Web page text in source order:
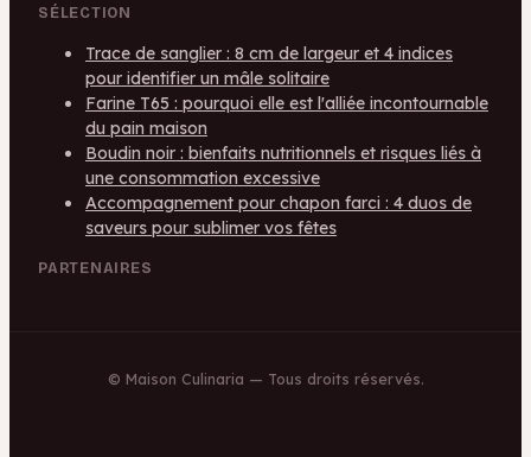
SÉLECTION
Trace de sanglier : 8 cm de largeur et 4 indices
pour identifier un mâle solitaire
Farine T65 : pourquoi elle est l'alliée incontournable
du pain maison
Boudin noir : bienfaits nutritionnels et risques liés à
une consommation excessive
Accompagnement pour chapon farci : 4 duos de
saveurs pour sublimer vos fêtes
PARTENAIRES
© Maison Culinaria — Tous droits réservés.